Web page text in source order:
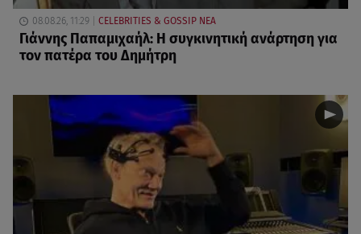
08.08.26, 11:29 CELEBRITIES & GOSSIP ΝΕΑ
Γιάννης Παπαμιχαήλ: Η συγκινητική ανάρτηση για
τον πατέρα του Δημήτρη